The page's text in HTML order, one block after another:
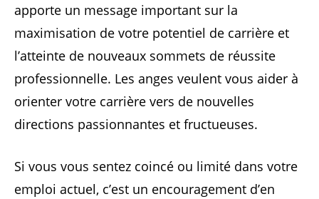
apporte un message important sur la
maximisation de votre potentiel de carrière et
l’atteinte de nouveaux sommets de réussite
professionnelle. Les anges veulent vous aider à
orienter votre carrière vers de nouvelles
directions passionnantes et fructueuses.
Si vous vous sentez coincé ou limité dans votre
emploi actuel, c’est un encouragement d’en